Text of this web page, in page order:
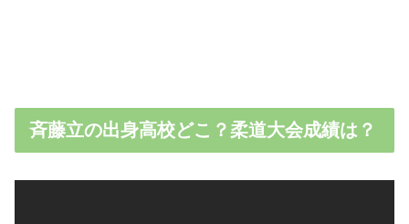
斉藤立の出身高校どこ？柔道大会成績は？